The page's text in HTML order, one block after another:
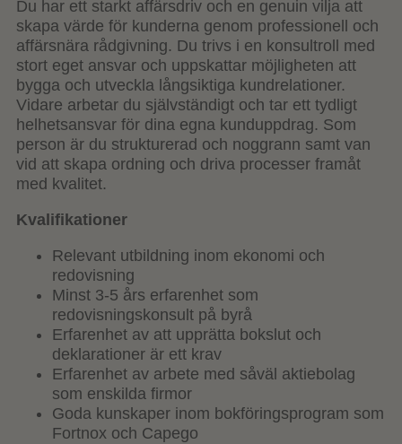
Du har ett starkt affärsdriv och en genuin vilja att
skapa värde för kunderna genom professionell och
affärsnära rådgivning. Du trivs i en konsultroll med
stort eget ansvar och uppskattar möjligheten att
bygga och utveckla långsiktiga kundrelationer.
Vidare arbetar du självständigt och tar ett tydligt
helhetsansvar för dina egna kunduppdrag. Som
person är du strukturerad och noggrann samt van
vid att skapa ordning och driva processer framåt
med kvalitet.
Kvalifikationer
Relevant utbildning inom ekonomi och
redovisning
Minst 3-5 års erfarenhet som
redovisningskonsult på byrå
Erfarenhet av att upprätta bokslut och
deklarationer är ett krav
Erfarenhet av arbete med såväl aktiebolag
som enskilda firmor
Goda kunskaper inom bokföringsprogram som
Fortnox och Capego